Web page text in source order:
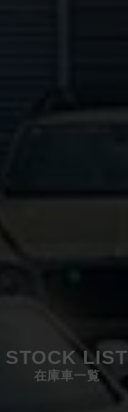
STOCK LIST
在庫車一覧